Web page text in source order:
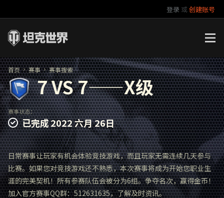
登录 或创建账号
你好，吾久
万圣节
《以战止战》
官方自媒体
首页 赛事 赛事搜索
7 VS 7——X级
赛事状态：
已完成2022 六月 26日
日常赛事让玩家有机会体验竞技游戏，而且玩家无需连续几天参与
比赛。如果您对竞技游戏还不熟悉，本次赛事将成为开始您职业生
涯的完美契机！所有参赛队伍会被分为6组。争夺名次，赢得金币！
加入官方赛事QQ群：512631635，了解及时资讯。